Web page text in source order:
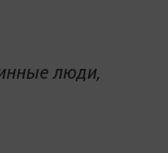
люди,